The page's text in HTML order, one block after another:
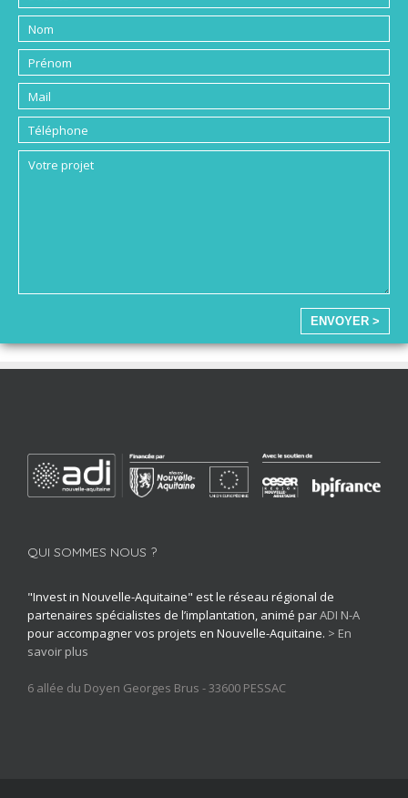
ENVOYER >
QUI SOMMES NOUS ?
"Invest in Nouvelle-Aquitaine" est le réseau régional de
partenaires spécialistes de l’implantation, animé parADI N-A
pour accompagner vos projets en Nouvelle-Aquitaine. > En
savoir plus
6 allée du Doyen Georges Brus - 33600 PESSAC